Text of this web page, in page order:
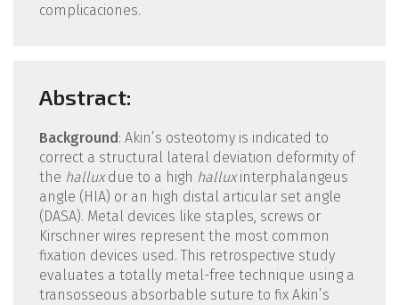
complicaciones.
Abstract:
Background : Akin’s osteotomy is indicated to
correct a structural lateral deviation deformity of
the halluxdue to a high halluxinterphalangeus
angle (HIA) or an high distal articular set angle
(DASA). Metal devices like staples, screws or
Kirschner wires represent the most common
fixation devices used. This retrospective study
evaluates a totally metal-free technique using a
transosseous absorbable suture to fix Akin’s